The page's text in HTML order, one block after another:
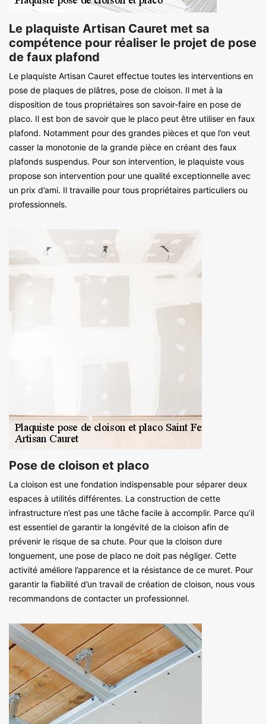
Le plaquiste Artisan Cauret met sa
compétence pour réaliser le projet de pose
de faux plafond
Le plaquiste Artisan Cauret effectue toutes les interventions en
pose de plaques de plâtres, pose de cloison. Il met à la
disposition de tous propriétaires son savoir-faire en pose de
placo. Il est bon de savoir que le placo peut être utiliser en faux
plafond. Notamment pour des grandes pièces et que l’on veut
casser la monotonie de la grande pièce en créant des faux
plafonds suspendus. Pour son intervention, le plaquiste vous
propose son intervention pour une qualité exceptionnelle avec
un prix d’ami. Il travaille pour tous propriétaires particuliers ou
professionnels.
Pose de cloison et placo
La cloison est une fondation indispensable pour séparer deux
espaces à utilités différentes. La construction de cette
infrastructure n’est pas une tâche facile à accomplir. Parce qu’il
est essentiel de garantir la longévité de la cloison afin de
prévenir le risque de sa chute. Pour que la cloison dure
longuement, une pose de placo ne doit pas négliger. Cette
activité améliore l’apparence et la résistance de ce muret. Pour
garantir la fiabilité d’un travail de création de cloison, nous vous
recommandons de contacter un professionnel.